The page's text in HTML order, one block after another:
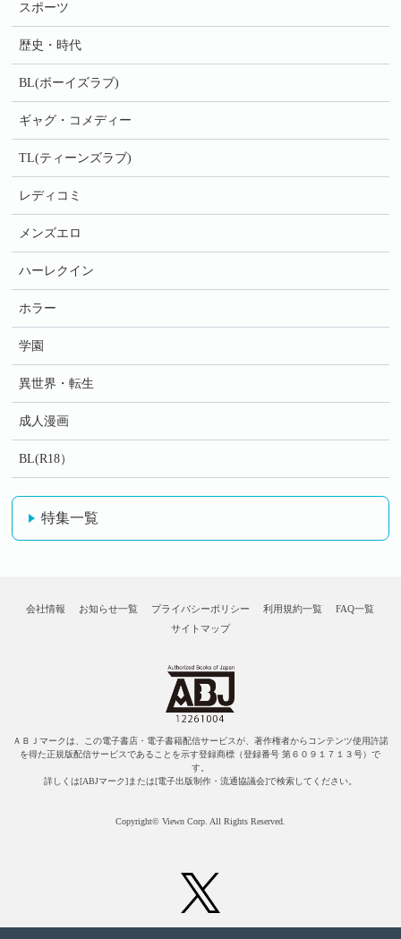
スポーツ
歴史・時代
BL(ボーイズラブ)
ギャグ・コメディー
TL(ティーンズラブ)
レディコミ
メンズエロ
ハーレクイン
ホラー
学園
異世界・転生
成人漫画
BL(R18）
特集一覧
会社情報 お知らせ一覧 プライバシーポリシー 利用規約一覧
FAQ一覧
サイトマップ
ＡＢＪマークは、この電子書店・電子書籍配信サービスが、著作権者からコンテンツ使用許諾
を得た正規版配信サービスであることを示す登録商標（登録番号 第６０９１７１３号）で
す。
詳しくは[ABJマーク]または[電子出版制作・流通協議会]で検索してください。
Copyright© Viewn Corp. All Rights Reserved.